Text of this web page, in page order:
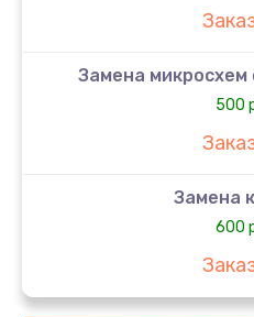
Замена микросхем
500
Замена
600